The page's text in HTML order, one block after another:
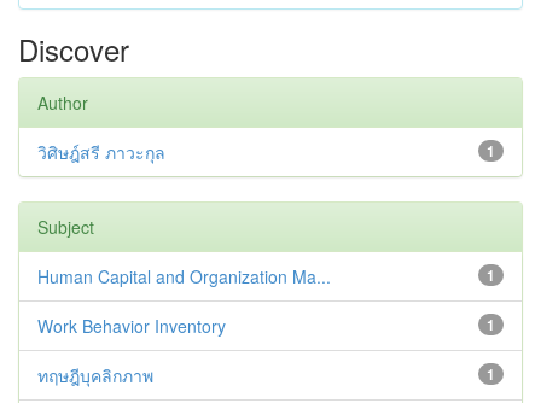
Discover
Author
1
วิศิษฎ์สรี ภาวะกุล
Subject
1
Human Capital and Organization Ma...
1
Work Behavior Inventory
1
ทฤษฎีบุคลิกภาพ